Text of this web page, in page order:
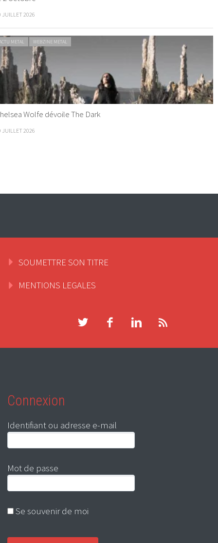
JUILLET 2026
METAL WEBZINE METAL
Wolfe dévoile The Dark
JUILLET 2026
SOUMETTRE SON TITRE
MENTIONS LEGALES
Connexion
Identifiant ou adresse e-mail
Mot de passe
Se souvenir de moi